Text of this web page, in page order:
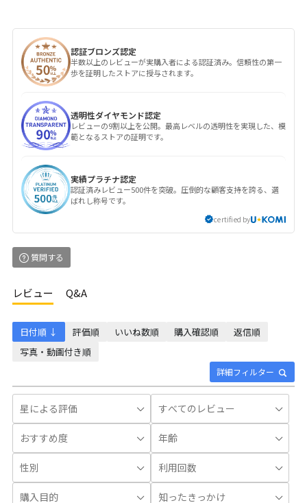
認証ブロンズ認定
半数以上のレビューが実購入者による認証済み。信頼性の第一
歩を証明したストアに授与されます。
透明性ダイヤモンド認定
レビューの9割以上を公開。最高レベルの透明性を実現した、模
範となるストアの証明です。
実績プラチナ認定
認証済みレビュー500件を突破。圧倒的な顧客支持を誇る、選
ばれし称号です。
certified by
質問する
レビュー Q&A
詳細フィルター
日付順 ↓ 評価順 いいね数順 購入確認順
返信順
写真・動画付き順